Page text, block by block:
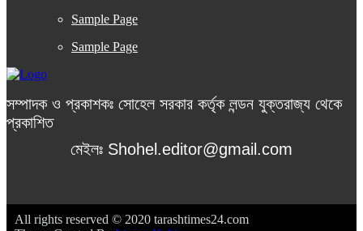
Sample Page
Sample Page
সম্পাদক ও প্রকাশকঃ সোহেল সরকার কর্তৃক লন্ডন যুক্তরাজ্য থেকে
প্রকাশিত
মেইলঃ Shohel.editor@gmail.com
All rights reserved © 2020 tarashtimes24.com